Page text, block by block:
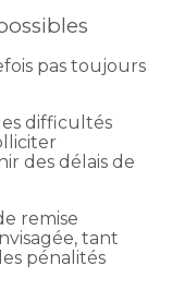
pas toujours
difficultés
des délais de
remise
tant
pénalités